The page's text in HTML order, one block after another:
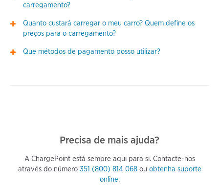
carregamento?
Quanto custará carregar o meu carro? Quem define os
preços para o carregamento?
Que métodos de pagamento posso utilizar?
Precisa de mais ajuda?
A ChargePoint está sempre aqui para si. Contacte-nos
através do número 351 (800) 814 068ou obtenha suporte
online.